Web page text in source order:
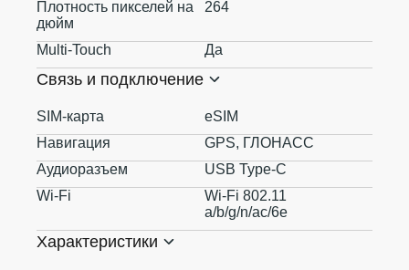
Плотность пикселей на
дюйм
264
Multi-Touch Да
Связь и подключение
SIM-карта
eSIM
Навигация
GPS, ГЛОНАСС
Аудиоразъем
USB Type-C
Wi-Fi
Wi-Fi 802.11
a/b/g/n/ac/6e
Характеристики